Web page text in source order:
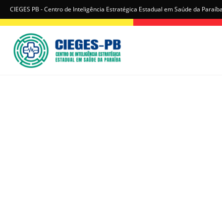
CIEGES PB - Centro de Inteligência Estratégica Estadual em Saúde da